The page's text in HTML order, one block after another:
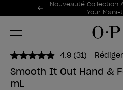
OffresNouveauté Collection
Your Mani-
Item 1 of 2
4.9 Lire
31
avis.
(31)
Smooth It Out Hand &
mL